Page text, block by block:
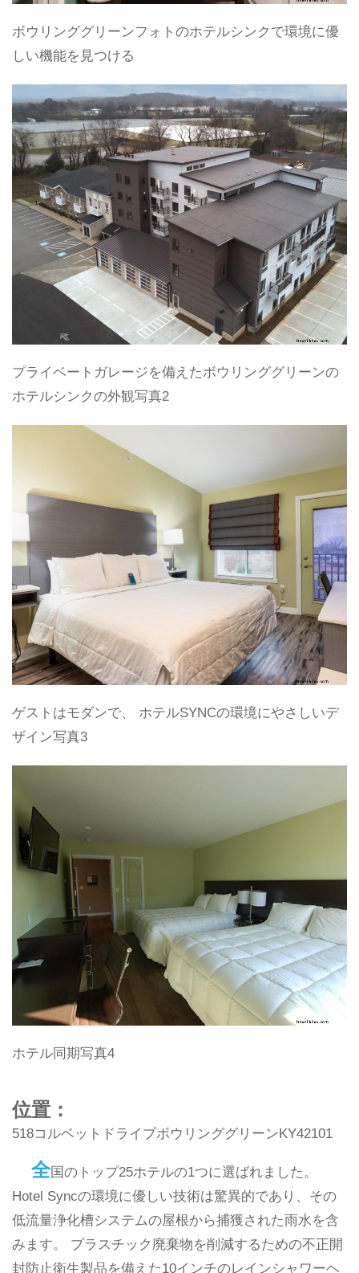
ボウリンググリーンフォトのホテルシンクで環境に優
しい機能を見つける
プライベートガレージを備えたボウリンググリーンの
ホテルシンクの外観写真2
ゲストはモダンで、 ホテルSYNCの環境にやさしいデ
ザイン写真3
ホテル同期写真4
位置：
518コルベットドライブボウリンググリーンKY42101
全国のトップ25ホテルの1つに選ばれました。
Hotel Syncの環境に優しい技術は驚異的であり、その
低流量浄化槽システムの屋根から捕獲された雨水を含
みます。 プラスチック廃棄物を削減するための不正開
封防止衛生製品を備えた10インチのレインシャワーヘ